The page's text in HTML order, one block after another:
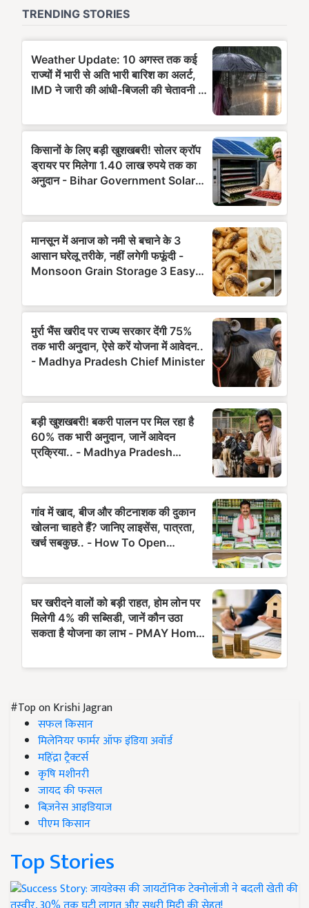
#Top on Krishi Jagran
सफल किसान
मिलेनियर फार्मर ऑफ इंडिया अवॉर्ड
महिंद्रा ट्रैक्टर्स
कृषि मशीनरी
जायद की फसल
बिज़नेस आइडियाज
पीएम किसान
Top Stories